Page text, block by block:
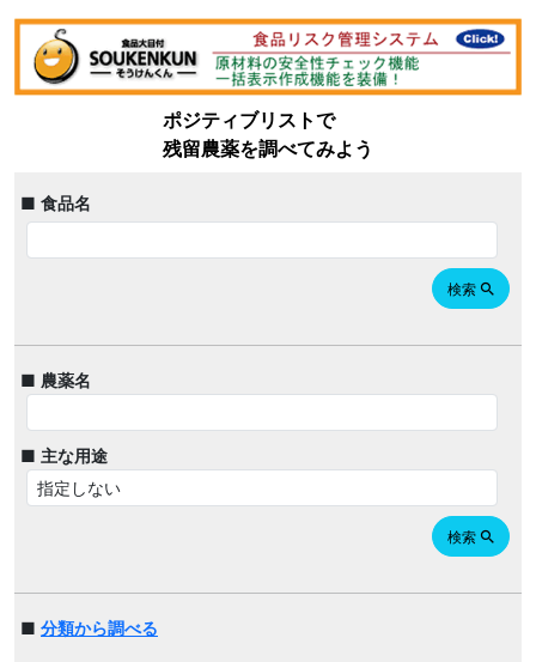
ポジティブリストで
残留農薬を調べてみよう
■ 食品名
検索 search
■ 農薬名
■ 主な用途
検索 search
■ 分類から調べる